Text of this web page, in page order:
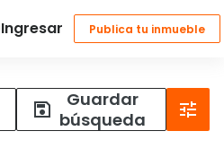
Guardar
búsqueda